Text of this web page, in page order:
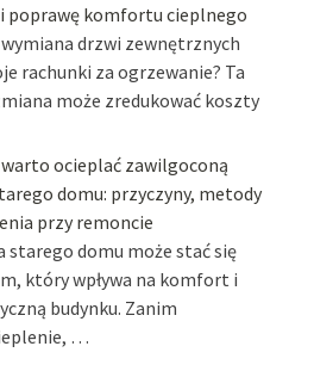
poprawę komfortu cieplnego
drzwi zewnętrznych
rachunki za ogrzewanie? Ta
może zredukować koszty
warto ocieplać zawilgoconą
domu: przyczyny, metody
przy remoncie
starego domu może stać się
który wpływa na komfort i
budynku. Zanim
…